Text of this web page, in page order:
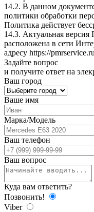
14.2. В данном
политики обработки
Политика действует
14.3. Актуальная
расположена в сети
адресу https://
Задайте вопрос
и получите ответ на
Ваш город
Ваше имя
Марка/Модель
Ваш телефон
Ваш вопрос
Куда вам ответить?
Позвонить!
Viber